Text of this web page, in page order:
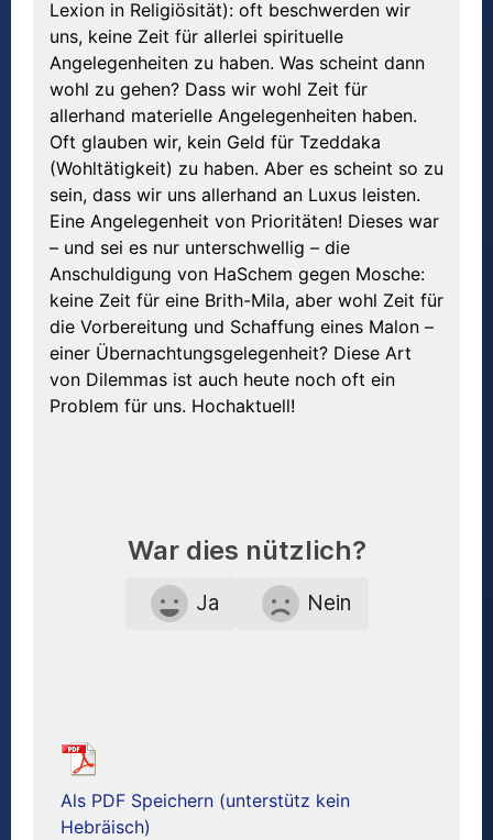
Lexion in Religiösität): oft beschwerden wir
uns, keine Zeit für allerlei spirituelle
Angelegenheiten zu haben. Was scheint dann
wohl zu gehen? Dass wir wohl Zeit für
allerhand materielle Angelegenheiten haben.
Oft glauben wir, kein Geld für Tzeddaka
(Wohltätigkeit) zu haben. Aber es scheint so zu
sein, dass wir uns allerhand an Luxus leisten.
Eine Angelegenheit von Prioritäten! Dieses war
– und sei es nur unterschwellig – die
Anschuldigung von HaSchem gegen Mosche:
keine Zeit für eine Brith-Mila, aber wohl Zeit für
die Vorbereitung und Schaffung eines Malon –
einer Übernachtungsgelegenheit? Diese Art
von Dilemmas ist auch heute noch oft ein
Problem für uns. Hochaktuell!
War dies nützlich?
Ja Nein
Als PDF Speichern (unterstütz kein
Hebräisch)